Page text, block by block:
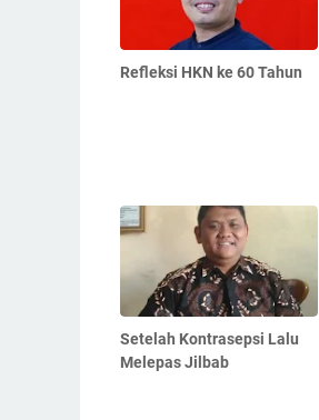
Refleksi HKN ke 60 Tahun
Setelah Kontrasepsi Lalu
Melepas Jilbab